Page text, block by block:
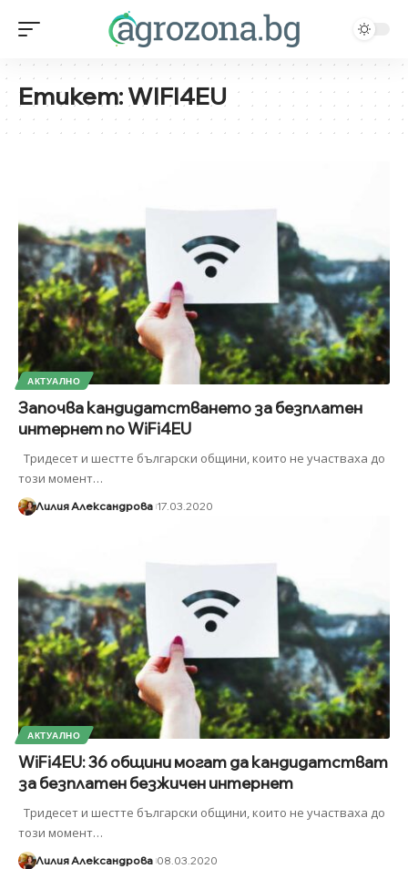
Етикет:WIFI4EU
АКТУАЛНО
Започва кандидатстването за безплатен
интернет по WiFi4EU
Тридесет и шестте български общини, които не участваха до
този момент…
Лилия Александрова 17.03.2020
АКТУАЛНО
WiFi4EU: 36 общини могат да кандидатстват
за безплатен безжичен интернет
Тридесет и шестте български общини, които не участваха до
този момент…
Лилия Александрова 08.03.2020